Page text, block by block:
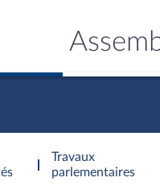
Travaux
parlementaires